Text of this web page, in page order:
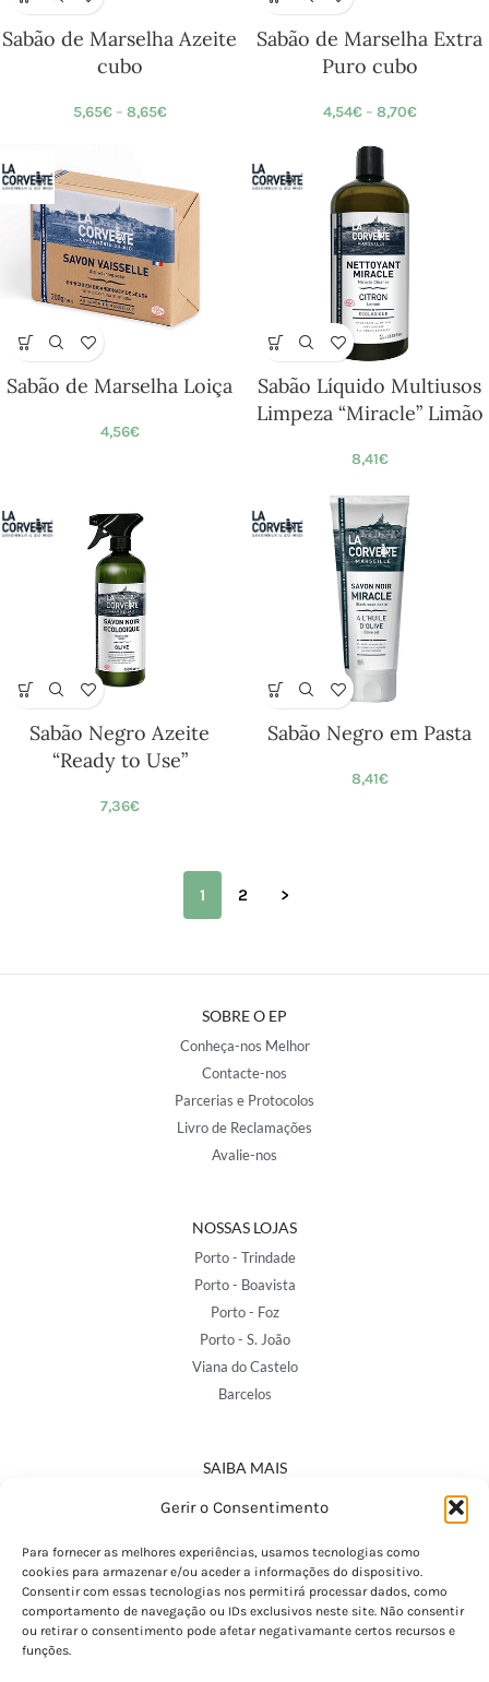
Gerir o Consentimento
Para fornecer as melhores experiências, usamos tecnologias como
cookies para armazenar e/ou aceder a informações do dispositivo.
Consentir com essas tecnologias nos permitirá processar dados, como
comportamento de navegação ou IDs exclusivos neste site. Não consentir
ou retirar o consentimento pode afetar negativamante certos recursos e
funções.
Sabão de Marselha Azeite
cubo
5,65€ – 8,65€
Sabão de Marselha Extra
Puro cubo
4,54€ – 8,70€
Sabão de Marselha Loiça
4,56€
Sabão Líquido Multiusos
Limpeza “Miracle” Limão
8,41€
Sabão Negro Azeite
“Ready to Use”
7,36€
Sabão Negro em Pasta
8,41€
1 2 >
SOBRE O EP
Conheça-nos Melhor
Contacte-nos
Parcerias e Protocolos
Livro de Reclamações
Avalie-nos
NOSSAS LOJAS
Porto - Trindade
Porto - Boavista
Porto - Foz
Porto - S. João
Viana do Castelo
Barcelos
SAIBA MAIS
Política de Privacidade
Termos e Condições
Perguntas Frequentes
Custos de Envio
Encomendas Internacionais